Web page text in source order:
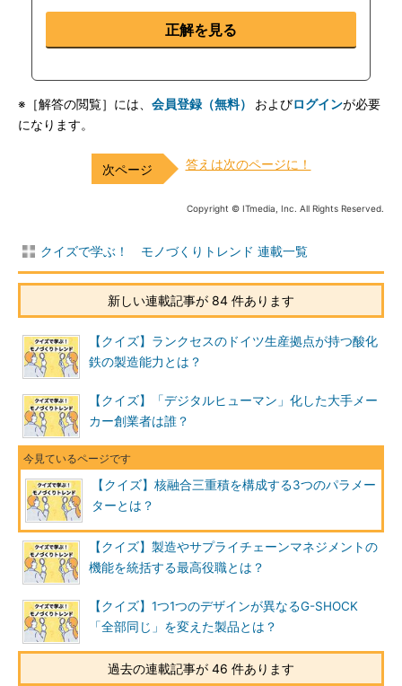
正解を見る
※［解答の閲覧］には、 会員登録（無料） およびログインが必要
になります。
答えは次のページに！
Copyright © ITmedia, Inc. All Rights Reserved.
クイズで学ぶ！ モノづくりトレンド 連載一覧
新しい連載記事が 84 件あります
【クイズ】ランクセスのドイツ生産拠点が持つ酸化
鉄の製造能力とは？
【クイズ】「デジタルヒューマン」化した大手メー
カー創業者は誰？
【クイズ】核融合三重積を構成する3つのパラメー
ターとは？
【クイズ】製造やサプライチェーンマネジメントの
機能を統括する最高役職とは？
【クイズ】1つ1つのデザインが異なるG-SHOCK
「全部同じ」を変えた製品とは？
過去の連載記事が 46 件あります